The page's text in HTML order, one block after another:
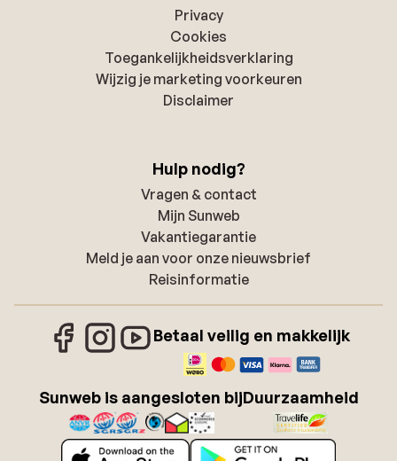
Privacy
Cookies
Toegankelijkheidsverklaring
Wijzig je marketing voorkeuren
Disclaimer
Hulp nodig?
Vragen & contact
Mijn Sunweb
Vakantiegarantie
Meld je aan voor onze nieuwsbrief
Reisinformatie
Betaal veilig en makkelijk
Sunweb is aangesloten bijDuurzaamheid